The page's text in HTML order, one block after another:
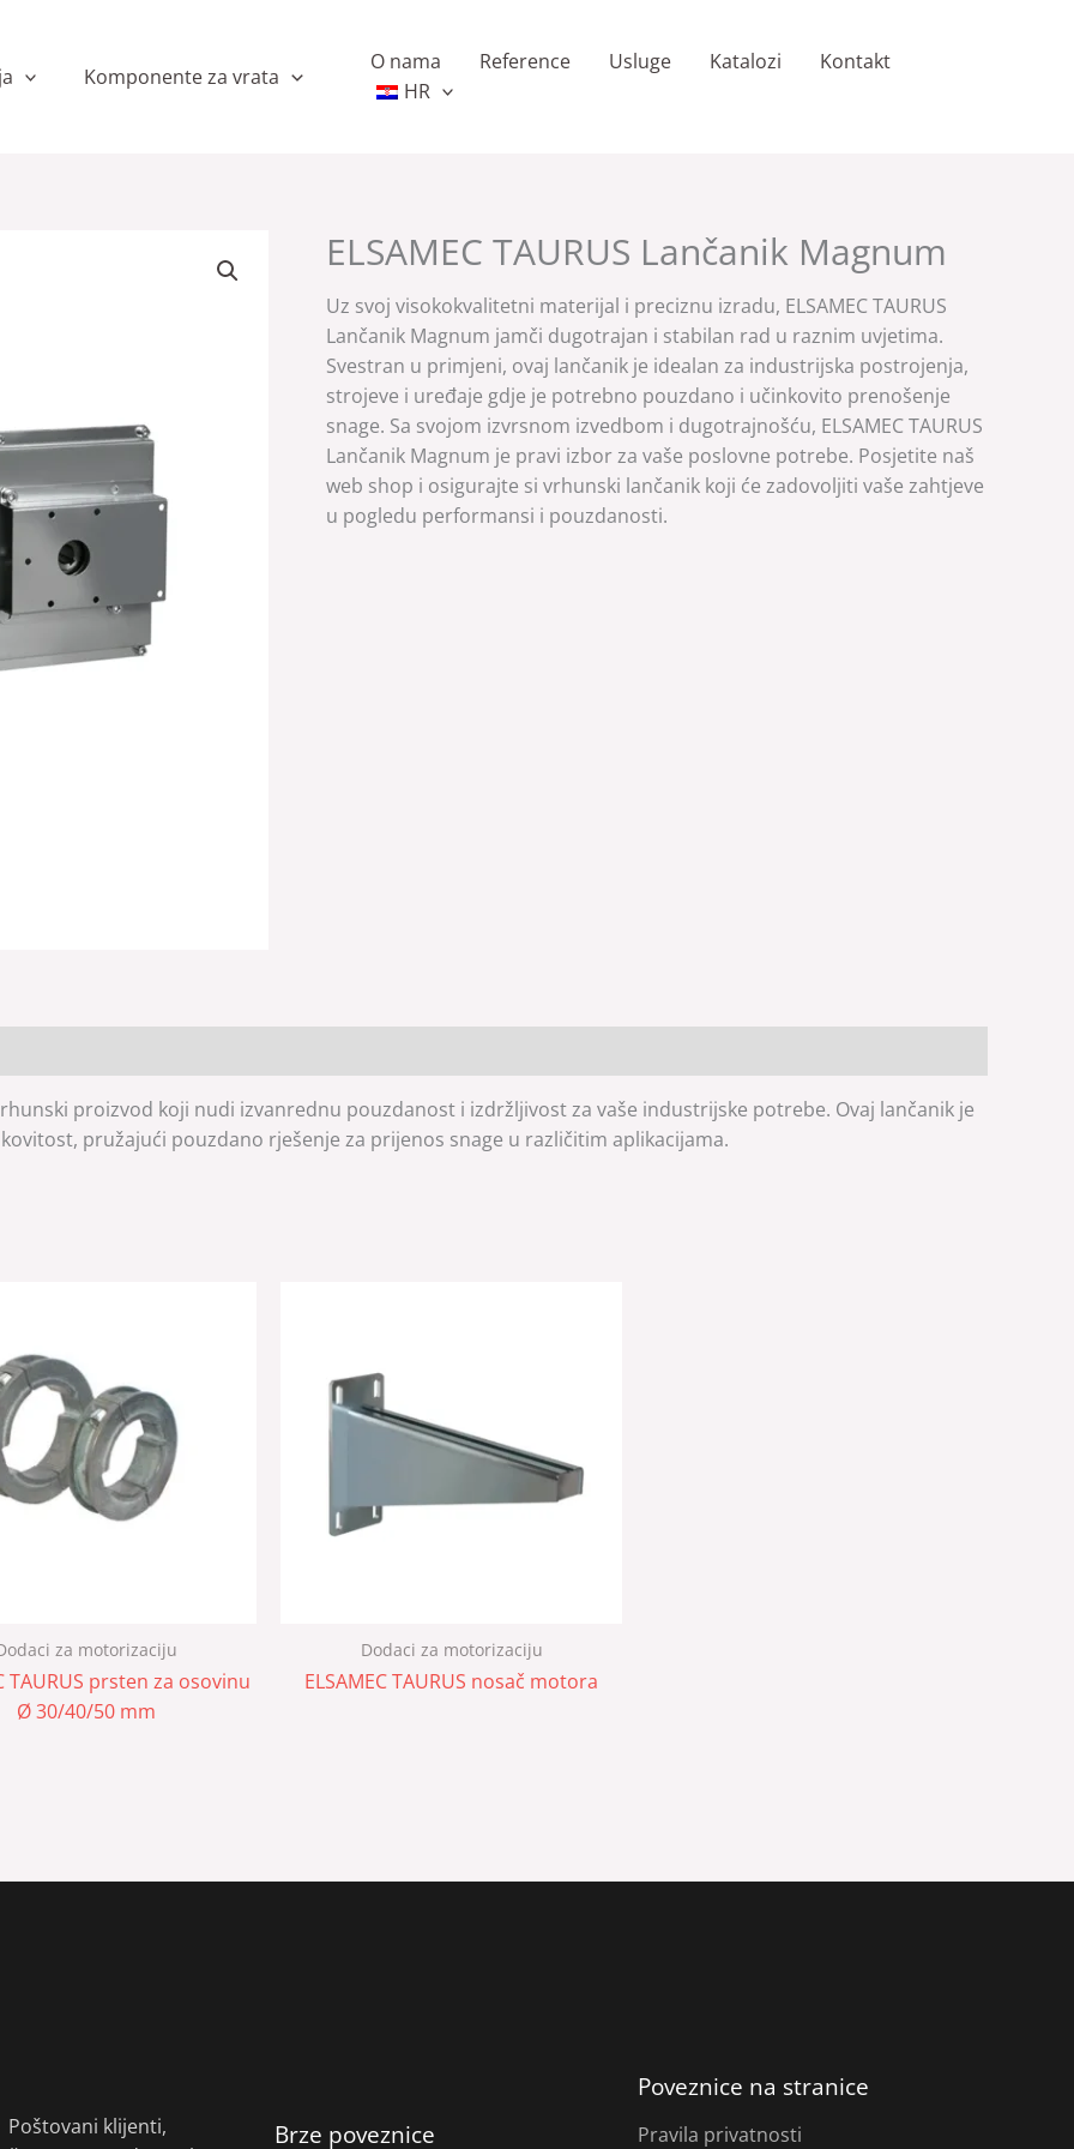
Komponente za vrata
O nama Reference Usluge Katalozi
Kontakt
HR
ELSAMEC TAURUS Lančanik Magnum
Uz svoj visokokvalitetni materijal i preciznu izradu, ELSAMEC TAURUS
Lančanik Magnum jamči dugotrajan i stabilan rad u raznim uvjetima.
Svestran u primjeni, ovaj lančanik je idealan za industrijska postrojenja,
strojeve i uređaje gdje je potrebno pouzdano i učinkovito prenošenje
snage. Sa svojom izvrsnom izvedbom i dugotrajnošću, ELSAMEC TAURUS
Lančanik Magnum je pravi izbor za vaše poslovne potrebe. Posjetite naš
web shop i osigurajte si vrhunski lančanik koji će zadovoljiti vaše zahtjeve
u pogledu performansi i pouzdanosti.
proizvod koji nudi izvanrednu pouzdanost i izdržljivost za vaše industrijske potrebe. Ovaj lančanik je
pružajući pouzdano rješenje za prijenos snage u različitim aplikacijama.
za motorizaciju
TAURUS prsten za osovinu
Ø 30/40/50 mm
Dodaci za motorizaciju
ELSAMEC TAURUS nosač motora
Poštovani klijenti,
Brze poveznice
Poveznice na stranice
Pravila privatnosti